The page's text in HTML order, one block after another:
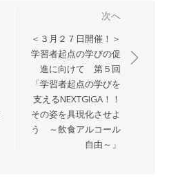
次へ
＜３月２７日開催！＞
学習者起点の学びの促
進に向けて 第５回
「学習者起点の学びを
支えるNEXTGIGA！！
その姿を具現化させよ
う ～飲食アルコール
自由～」